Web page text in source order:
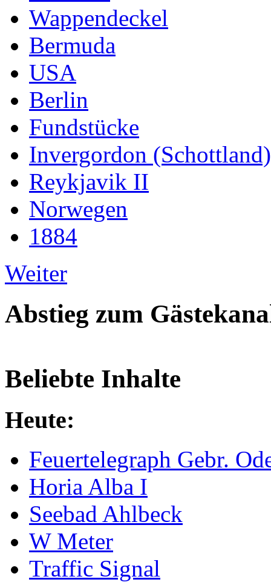
Wappendeckel
Bermuda
USA
Berlin
Fundstücke
Invergordon (Schottland)
Reykjavik II
Norwegen
1884
Weiter
Abstieg zum
Beliebte Inhalte
Heute:
Feuertelegraph Gebr.
Horia Alba I
Seebad Ahlbeck
W Meter
Traffic Signal